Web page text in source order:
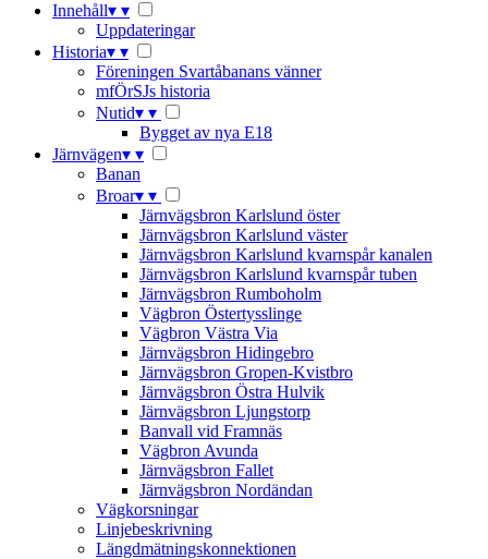
Innehåll▾ ▾
Uppdateringar
Historia▾ ▾
Föreningen Svartåbanans vänner
mfÖrSJs historia
Nutid▾ ▾
Bygget av nya E18
Järnvägen▾ ▾
Banan
Broar▾ ▾
Järnvägsbron Karlslund öster
Järnvägsbron Karlslund väster
Järnvägsbron Karlslund kvarnspår kanalen
Järnvägsbron Karlslund kvarnspår tuben
Järnvägsbron Rumboholm
Vägbron Östertysslinge
Vägbron Västra Via
Järnvägsbron Hidingebro
Järnvägsbron Gropen-Kvistbro
Järnvägsbron Östra Hulvik
Järnvägsbron Ljungstorp
Banvall vid Framnäs
Vägbron Avunda
Järnvägsbron Fallet
Järnvägsbron Nordändan
Vägkorsningar
Linjebeskrivning
Längdmätningskonnektionen